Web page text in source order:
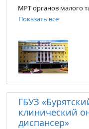
МРТ органов малого
Показать все
ГБУЗ
клинический
диспансер»